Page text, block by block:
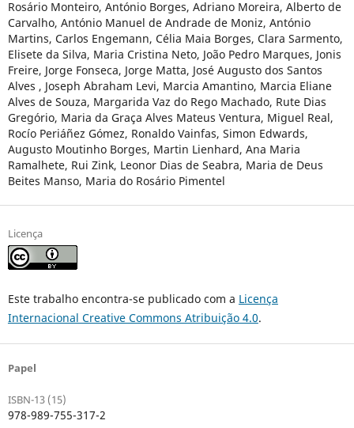
Rosário Monteiro, António Borges, Adriano Moreira, Alberto de
Carvalho, António Manuel de Andrade de Moniz, António
Martins, Carlos Engemann, Célia Maia Borges, Clara Sarmento,
Elisete da Silva, Maria Cristina Neto, João Pedro Marques, Jonis
Freire, Jorge Fonseca, Jorge Matta, José Augusto dos Santos
Alves , Joseph Abraham Levi, Marcia Amantino, Marcia Eliane
Alves de Souza, Margarida Vaz do Rego Machado, Rute Dias
Gregório, Maria da Graça Alves Mateus Ventura, Miguel Real,
Rocío Periáñez Gómez, Ronaldo Vainfas, Simon Edwards,
Augusto Moutinho Borges, Martin Lienhard, Ana Maria
Ramalhete, Rui Zink, Leonor Dias de Seabra, Maria de Deus
Beites Manso, Maria do Rosário Pimentel
Licença
Este trabalho encontra-se publicado com a Licença
Internacional Creative Commons Atribuição 4.0.
Papel
ISBN-13 (15)
978-989-755-317-2